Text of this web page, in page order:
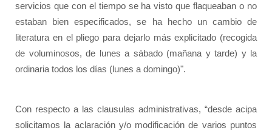
servicios que con el tiempo se ha visto que flaqueaban o no
estaban bien especificados, se ha hecho un cambio de
literatura en el pliego para dejarlo más explicitado (recogida
de voluminosos, de lunes a sábado (mañana y tarde) y la
ordinaria todos los días (lunes a domingo)".
Con respecto a las clausulas administrativas, “desde acipa
solicitamos la aclaración y/o modificación de varios puntos